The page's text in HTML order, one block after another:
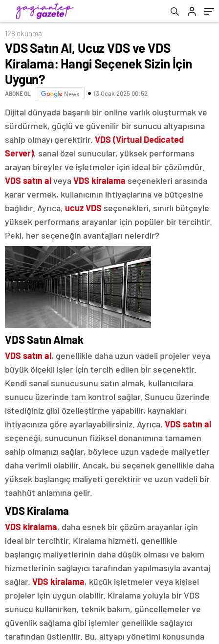
128 okunma
VDS Satın Al, Ucuz VDS ve VDS
Kiralama: Hangi Seçenek Sizin İçin
Uygun?
ABONE OL News 13 Ocak 2025 00:52
Dijital dünyada başarılı bir online varlık oluşturmak ve
sürdürmek, güçlü ve güvenilir bir sunucu altyapısına
sahip olmayı gerektirir. VDS (Virtual Dedicated
Server), sanal özel sunucular, yüksek performans
arayan bireyler ve işletmeler için ideal bir çözümdür.
VDS satın alveyaVDS kiralama seçenekleri arasında
karar vermek, kullanıcının ihtiyaçlarına ve bütçesine
bağlıdır. Ayrıca, ucuz VDS seçenekleri, sınırlı bütçeyle
yüksek performans arayanlar için popüler bir tercihtir.
Peki, her seçeneğin avantajları nelerdir?
VDS Satın Almak
VDS satın al, genellikle daha uzun vadeli projeler veya
büyük ölçekli işler için tercih edilen bir seçenektir.
Kendi sanal sunucusunu satın almak, kullanıcılara
sunucu üzerinde tam kontrol sağlar. Sunucu üzerinde
istediğiniz gibi özelleştirme yapabilir, kaynakları
ihtiyacınıza göre ayarlayabilirsiniz. Ayrıca, VDS satın al
seçeneği, sunucunun fiziksel donanımına tamamen
sahip olmanızı sağlar, böylece uzun vadede maliyetler
daha verimli olabilir. Ancak, bu seçenek genellikle daha
yüksek başlangıç maliyeti gerektirir ve uzun vadeli bir
taahhüt anlamına gelir.
VDS Kiralama
VDS kiralama, daha esnek bir çözüm arayanlar için
ideal bir tercihtir. Kiralama hizmeti, genellikle
başlangıç maliyetlerinin daha düşük olması ve bakım
hizmetlerinin sağlayıcı tarafından yapılmasıyla avantaj
sağlar. VDS kiralama, küçük işletmeler veya kişisel
projeler için uygun olabilir. Kiralama yoluyla bir VDS
sunucu kullanırken, teknik bakım, güncellemeler ve
güvenlik sağlama gibi işlemler genellikle sağlayıcı
tarafından üstlenilir. Bu, altyapı yönetimi konusunda